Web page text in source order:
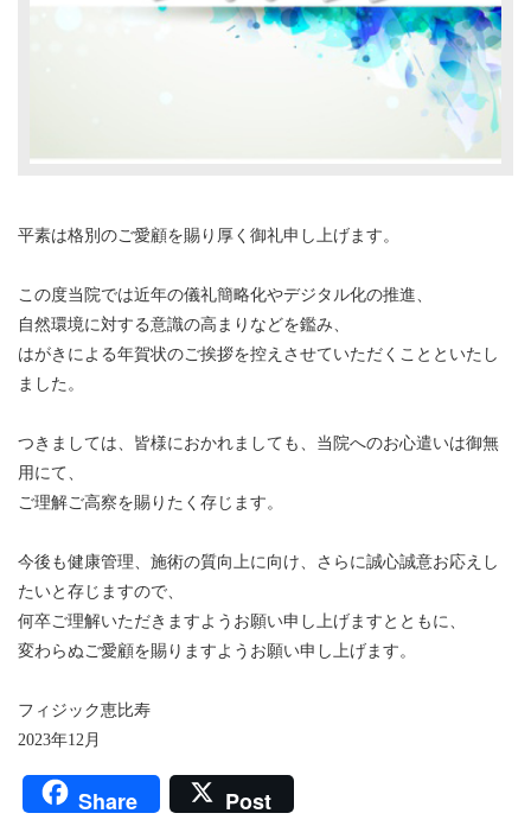
平素は格別のご愛顧を賜り厚く御礼申し上げます。
この度当院では近年の儀礼簡略化やデジタル化の推進、
自然環境に対する意識の高まりなどを鑑み、
はがきによる年賀状のご挨拶を控えさせていただくことといたし
ました。
つきましては、皆様におかれましても、当院へのお心遣いは御無
用にて、
ご理解ご高察を賜りたく存じます。
今後も健康管理、施術の質向上に向け、さらに誠心誠意お応えし
たいと存じますので、
何卒ご理解いただきますようお願い申し上げますとともに、
変わらぬご愛顧を賜りますようお願い申し上げます。
フィジック恵比寿
2023年12月
Share Post